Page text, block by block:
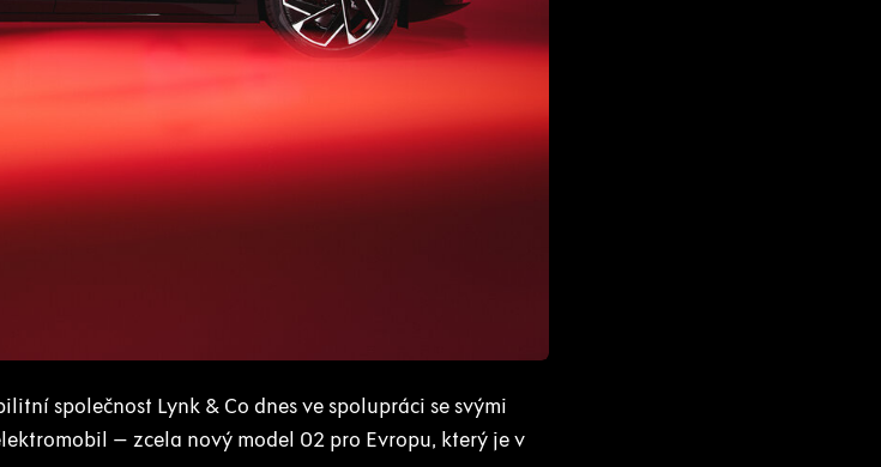
společnost Lynk & Co dnes ve spolupráci se svými
– zcela nový model 02 pro Evropu, který je v